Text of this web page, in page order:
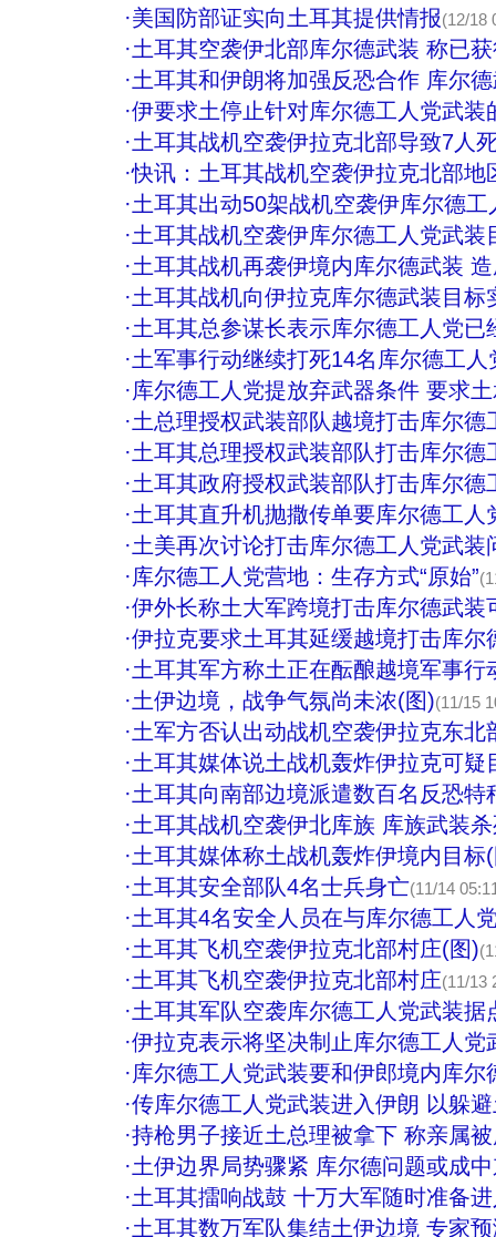
·美国防部证实向土耳其提供情报(12/18
·土耳其空袭伊北部库尔德武装 称已
·土耳其和伊朗将加强反恐合作 库尔
·伊要求土停止针对库尔德工人党武装
·土耳其战机空袭伊拉克北部导致7人
·快讯：土耳其战机空袭伊拉克北部地
·土耳其出动50架战机空袭伊库尔德工
·土耳其战机空袭伊库尔德工人党武装
·土耳其战机再袭伊境内库尔德武装
·土耳其战机向伊拉克库尔德武装目标
·土耳其总参谋长表示库尔德工人党已
·土军事行动继续打死14名库尔德工人
·库尔德工人党提放弃武器条件 要求
·土总理授权武装部队越境打击库尔德
·土耳其总理授权武装部队打击库尔德
·土耳其政府授权武装部队打击库尔德
·土耳其直升机抛撒传单要库尔德工人
·土美再次讨论打击库尔德工人党武装
·库尔德工人党营地：生存方式“原始”
·伊外长称土大军跨境打击库尔德武装
·伊拉克要求土耳其延缓越境打击库尔
·土耳其军方称土正在酝酿越境军事行
·土伊边境，战争气氛尚未浓(图)(11/15
·土军方否认出动战机空袭伊拉克东北
·土耳其媒体说土战机轰炸伊拉克可疑
·土耳其向南部边境派遣数百名反恐特
·土耳其战机空袭伊北库族 库族武装
·土耳其媒体称土战机轰炸伊境内目标
·土耳其安全部队4名士兵身亡(11/14
·土耳其4名安全人员在与库尔德工人
·土耳其飞机空袭伊拉克北部村庄(图)
·土耳其飞机空袭伊拉克北部村庄(11/13
·土耳其军队空袭库尔德工人党武装据
·伊拉克表示将坚决制止库尔德工人党
·库尔德工人党武装要和伊郎境内库尔
·传库尔德工人党武装进入伊朗 以躲
·持枪男子接近土总理被拿下 称亲属
·土伊边界局势骤紧 库尔德问题或成
·土耳其擂响战鼓 十万大军随时准备
·土耳其数万军队集结土伊边境 专家